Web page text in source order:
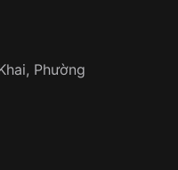
Pháp?
bạn nên chọn
Phường